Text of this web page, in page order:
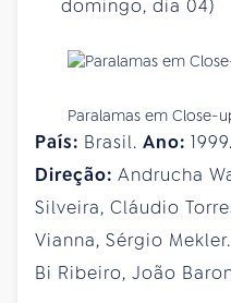
domingo, dia 04)
Paralamas em Close-
País: Brasil. Ano: 1999.
Direção: Andrucha
Silveira, Cláudio
Vianna, Sérgio
Bi Ribeiro, João